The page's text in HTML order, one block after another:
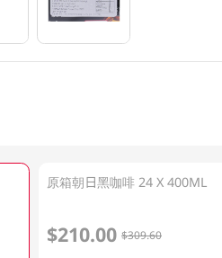
原箱朝日黑咖啡 24 X 400ML
$210.00 $309.60